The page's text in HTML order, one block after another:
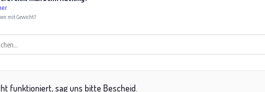
mit Gewicht?
funktioniert, sag uns bitte Bescheid.